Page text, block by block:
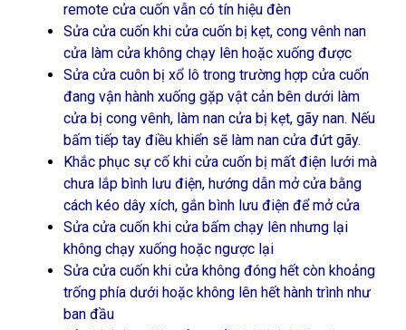
remote cửa cuốn vẫn có tín hiệu đèn
Sửa cửa cuốn khi cửa cuốn bị kẹt, cong vênh nan
cửa làm cửa không chạy lên hoặc xuống được
Sửa cửa cuôn bị xổ lô trong trường hợp cửa cuốn
đang vận hành xuống gặp vật cản bên dưới làm
cửa bị cong vênh, làm nan cửa bị kẹt, gãy nan. Nếu
bấm tiếp tay điều khiển sẽ làm nan cửa đứt gãy.
Khắc phục sự cố khi cửa cuốn bị mất điện lưới mà
chưa lắp bình lưu điện, hướng dẫn mở cửa bằng
cách kéo dây xích, gắn bình lưu điện để mở cửa
Sửa cửa cuốn khi cửa bấm chạy lên nhưng lại
không chạy xuống hoặc ngược lại
Sửa cửa cuốn khi cửa không đóng hết còn khoảng
trống phía dưới hoặc không lên hết hành trình như
ban đầu